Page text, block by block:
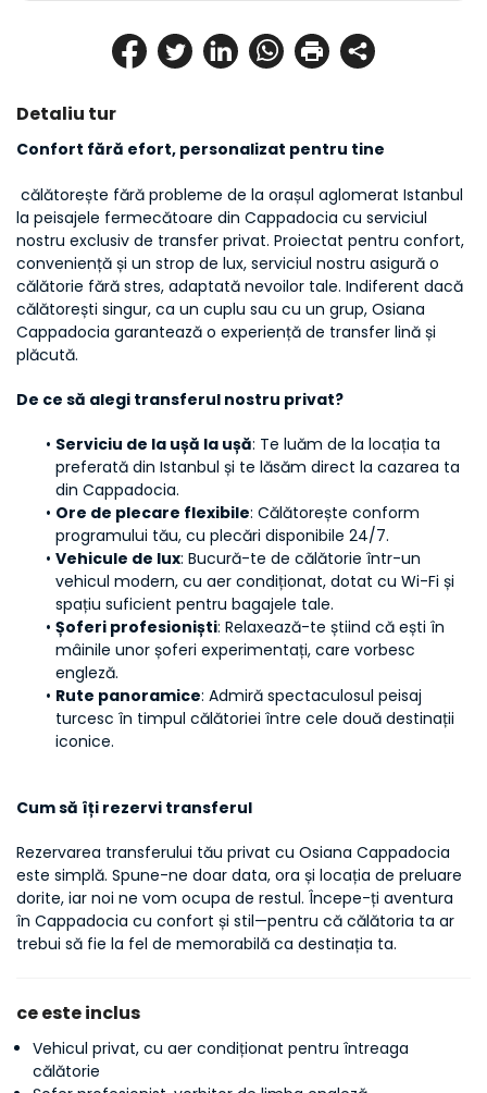
Detaliu tur
Confort fără efort, personalizat pentru tine
la peisajele fermecătoare din Cappadocia cu serviciul
nostru exclusiv de transfer privat. Proiectat pentru confort,
conveniență și un strop de lux, serviciul nostru asigură o
călătorie fără stres, adaptată nevoilor tale. Indiferent dacă
călătorești singur, ca un cuplu sau cu un grup, Osiana
Cappadocia garantează o experiență de transfer lină și
plăcută.
De ce să alegi transferul nostru privat?
Serviciu de la ușă la ușă: Te luăm de la locația ta
preferată din Istanbul și te lăsăm direct la cazarea ta
din Cappadocia.
Ore de plecare flexibile: Călătorește conform
programului tău, cu plecări disponibile 24/7.
Vehicule de lux: Bucură-te de călătorie într-un
vehicul modern, cu aer condiționat, dotat cu Wi-Fi și
spațiu suficient pentru bagajele tale.
Șoferi profesioniști: Relaxează-te știind că ești în
mâinile unor șoferi experimentați, care vorbesc
engleză.
Rute panoramice: Admiră spectaculosul peisaj
turcesc în timpul călătoriei între cele două destinații
iconice.
Cum să îți rezervi transferul
Rezervarea transferului tău privat cu Osiana Cappadocia
este simplă. Spune-ne doar data, ora și locația de preluare
dorite, iar noi ne vom ocupa de restul. Începe-ți aventura
în Cappadocia cu confort și stil—pentru că călătoria ta ar
trebui să fie la fel de memorabilă ca destinația ta.
ce este inclus
Vehicul privat, cu aer condiționat pentru întreaga
călătorie